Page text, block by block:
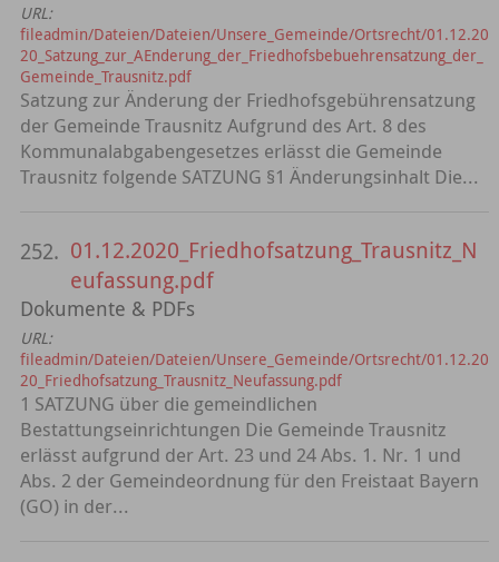
URL:
fileadmin/Dateien/Dateien/Unsere_Gemeinde/Ortsrecht/01.12.20
20_Satzung_zur_AEnderung_der_Friedhofsbebuehrensatzung_der_
Gemeinde_Trausnitz.pdf
Satzung zur Änderung der Friedhofsgebührensatzung
der Gemeinde Trausnitz Aufgrund des Art. 8 des
Kommunalabgabengesetzes erlässt die Gemeinde
Trausnitz folgende SATZUNG §1 Änderungsinhalt Die...
252. 01.12.2020_Friedhofsatzung_Trausnitz_N
eufassung.pdf
Dokumente & PDFs
URL:
fileadmin/Dateien/Dateien/Unsere_Gemeinde/Ortsrecht/01.12.20
20_Friedhofsatzung_Trausnitz_Neufassung.pdf
1 SATZUNG über die gemeindlichen
Bestattungseinrichtungen Die Gemeinde Trausnitz
erlässt aufgrund der Art. 23 und 24 Abs. 1. Nr. 1 und
Abs. 2 der Gemeindeordnung für den Freistaat Bayern
(GO) in der...